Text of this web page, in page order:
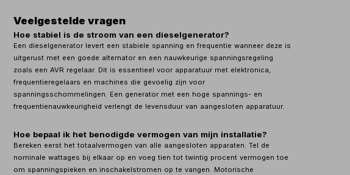
Veelgestelde vragen
Hoe stabiel is de stroom van een dieselgenerator?
Een dieselgenerator levert een stabiele spanning en frequentie wanneer deze is
uitgerust met een goede alternator en een nauwkeurige spanningsregeling
zoals een AVR regelaar. Dit is essentieel voor apparatuur met elektronica,
frequentieregelaars en machines die gevoelig zijn voor
spanningsschommelingen. Een generator met een hoge spannings- en
frequentienauwkeurigheid verlengt de levensduur van aangesloten apparatuur.
Hoe bepaal ik het benodigde vermogen van mijn installatie?
Bereken eerst het totaalvermogen van alle aangesloten apparaten. Tel de
nominale wattages bij elkaar op en voeg tien tot twintig procent vermogen toe
om spanningspieken en inschakelstromen op te vangen. Motorische